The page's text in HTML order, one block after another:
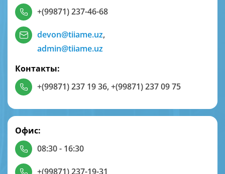
+(99871) 237-46-68
devon@tiiame.uz,
admin@tiiame.uz
Контакты:
+(99871) 237 19 36,+(99871) 237 09 75
Офис:
08:30 - 16:30
+(99871) 237-19-31